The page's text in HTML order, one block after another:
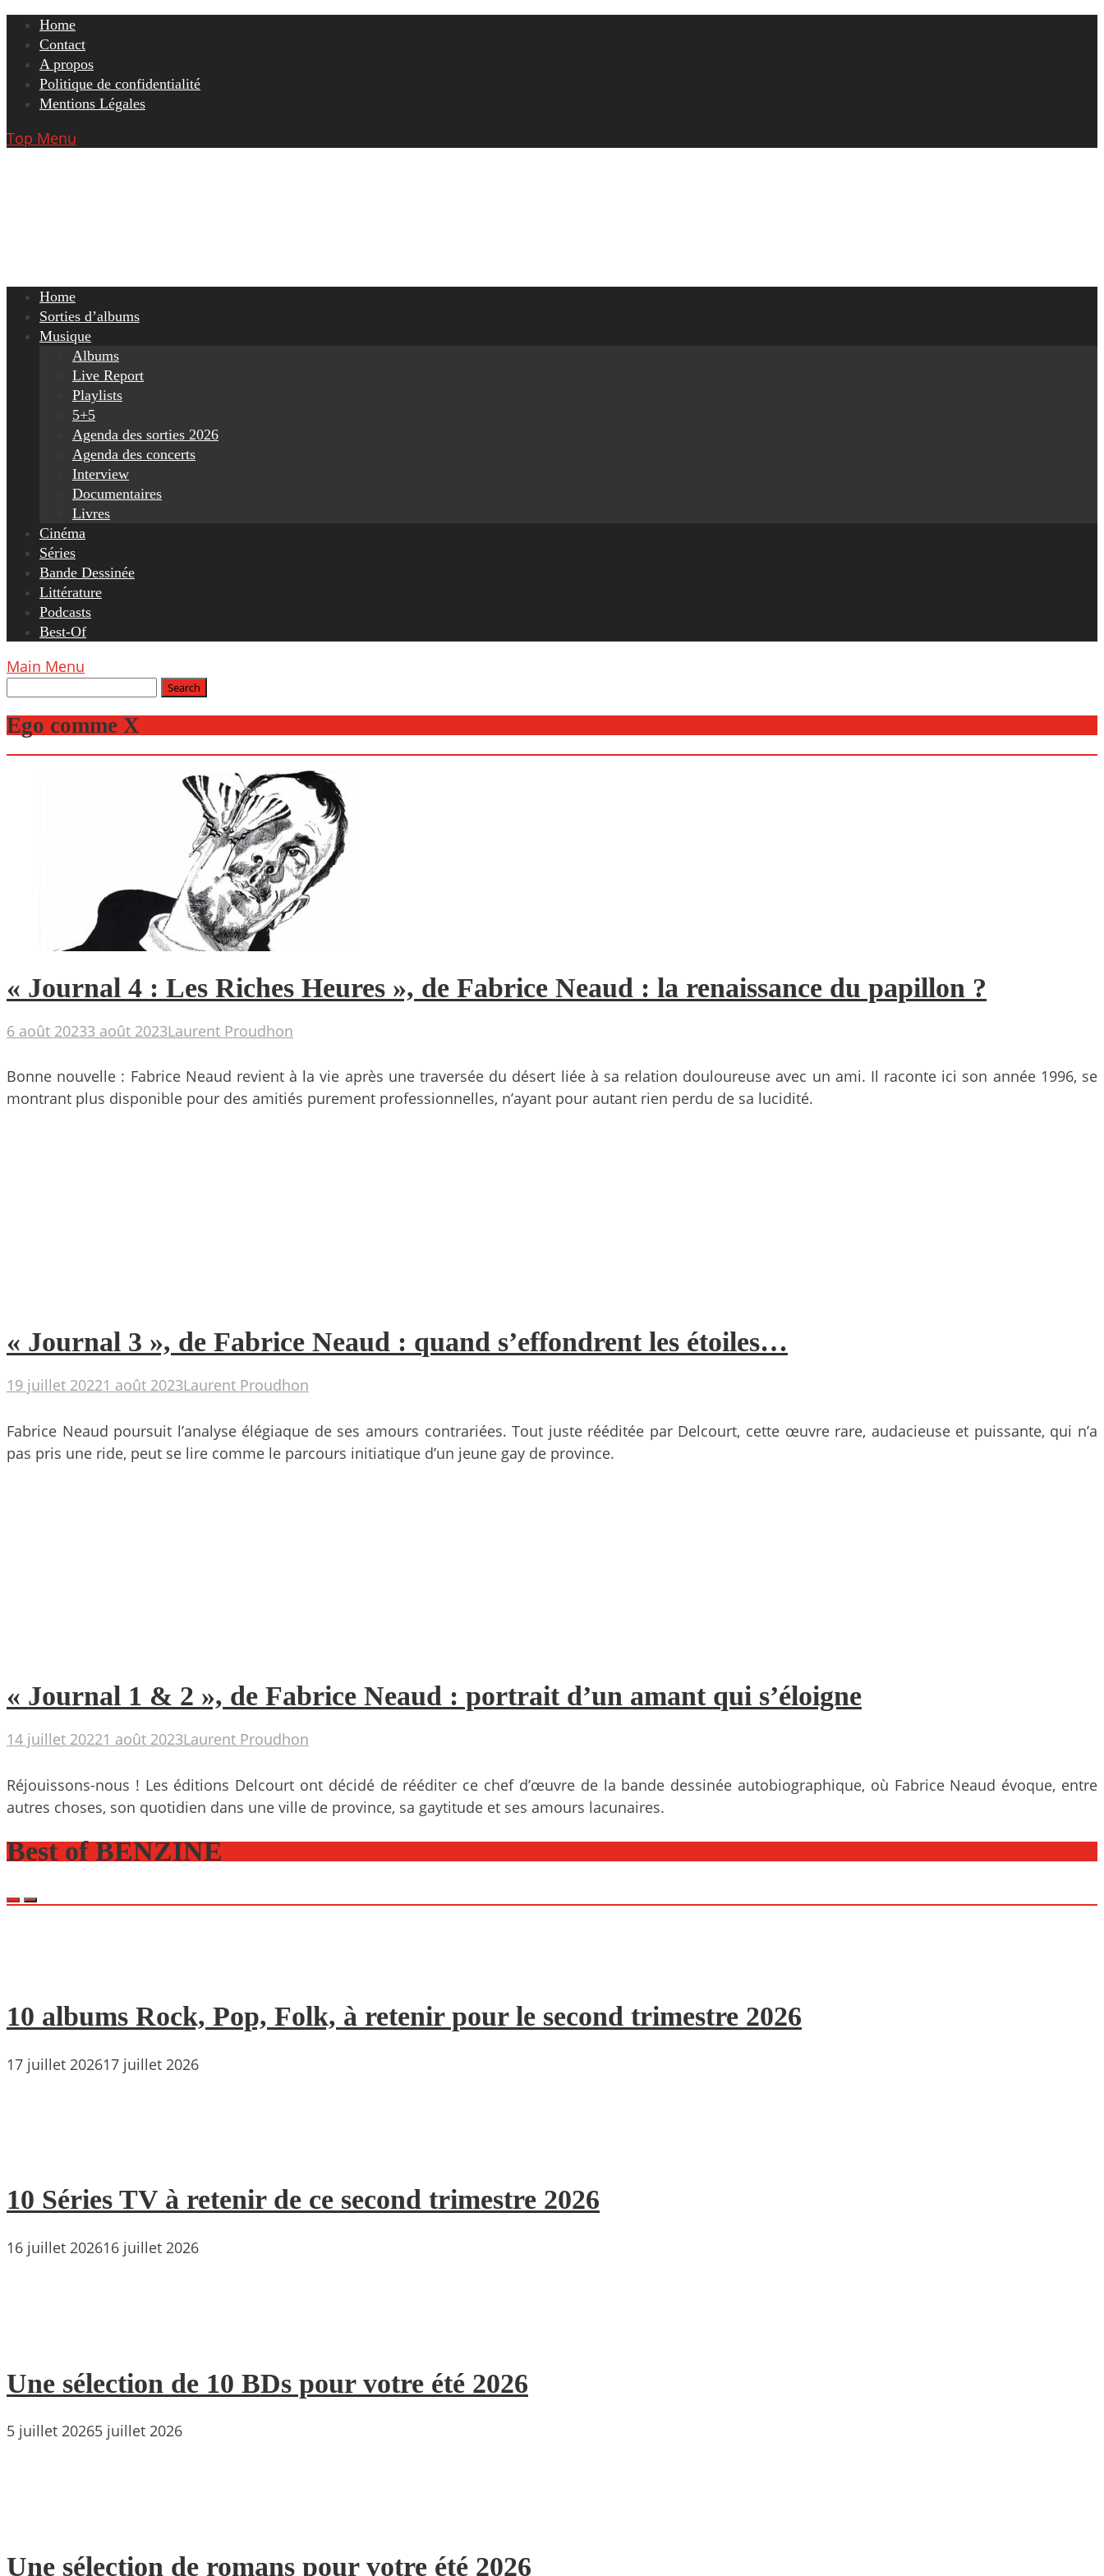
Skip
content
Home
Contact
A propos
Politique de confidentialité
Mentions Légales
Top Menu
Home
Sorties d’albums
Musique
Albums
Live Report
Playlists
5+5
Agenda des sorties 2026
Agenda des concerts
Interview
Documentaires
Livres
Cinéma
Séries
Bande Dessinée
Littérature
Podcasts
Best-Of
Main Menu
Ego comme X
« Journal 4 : Les Riches Heures », de Fabrice Neaud : la renaissance du papillon ?
6 août 20233 août 2023Laurent Proudhon
Bonne nouvelle : Fabrice Neaud revient à la vie après une traversée du désert liée à sa relation douloureuse avec un ami. Il raconte ici son année 1996, se
montrant plus disponible pour des amitiés purement professionnelles, n’ayant pour autant rien perdu de sa lucidité.
« Journal 3 », de Fabrice Neaud : quand s’effondrent les étoiles…
19 juillet 20221 août 2023Laurent Proudhon
Fabrice Neaud poursuit l’analyse élégiaque de ses amours contrariées. Tout juste rééditée par Delcourt, cette œuvre rare, audacieuse et puissante, qui n’a
pas pris une ride, peut se lire comme le parcours initiatique d’un jeune gay de province.
« Journal 1 & 2 », de Fabrice Neaud : portrait d’un amant qui s’éloigne
14 juillet 20221 août 2023Laurent Proudhon
Réjouissons-nous ! Les éditions Delcourt ont décidé de rééditer ce chef d’œuvre de la bande dessinée autobiographique, où Fabrice Neaud évoque, entre
autres choses, son quotidien dans une ville de province, sa gaytitude et ses amours lacunaires.
Best of BENZINE
10 albums Rock, Pop, Folk, à retenir pour le second trimestre 2026
17 juillet 202617 juillet 2026
10 Séries TV à retenir de ce second trimestre 2026
16 juillet 202616 juillet 2026
Une sélection de 10 BDs pour votre été 2026
5 juillet 20265 juillet 2026
Une sélection de romans pour votre été 2026